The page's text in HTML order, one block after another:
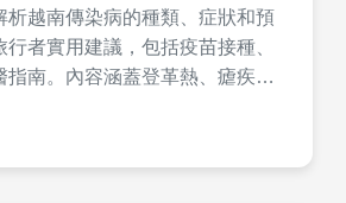
析越南傳染病的種類、症狀和預
行者實用建議，包括疫苗接種、
指南。內容涵蓋登革熱、瘧疾等